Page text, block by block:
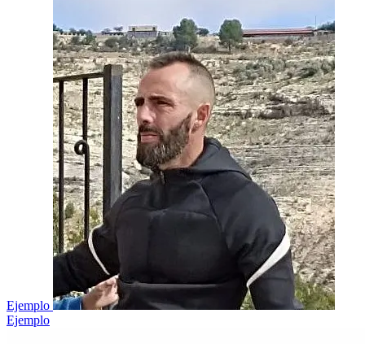
Ejemplo
Ejemplo